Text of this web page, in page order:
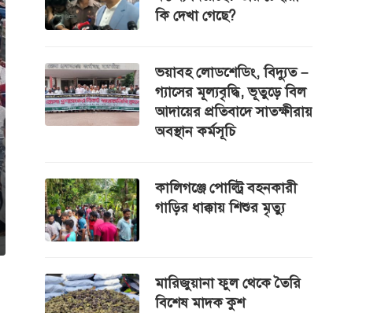
কি দেখা গেছে?
ভয়াবহ লোডশেডিং, বিদ্যুত –
গ্যাসের মূল্যবৃদ্ধি, ভূতুড়ে বিল
আদায়ের প্রতিবাদে সাতক্ষীরায়
অবস্থান কর্মসূচি
কালিগঞ্জে পোল্ট্রি বহনকারী
গাড়ির ধাক্কায় শিশুর মৃত্যু
মারিজুয়ানা ফুল থেকে তৈরি
বিশেষ মাদক কুশ